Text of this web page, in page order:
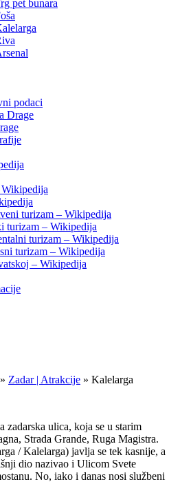
pet bunara
podaci
Drage
turizam – Wikipedija
turizam – Wikipedija
turizam – Wikipedija
turizam – Wikipedija
– Wikipedija
Zadar | Atrakcije » Kalelarga
zadarska ulica, koja se u starim
Strada Grande, Ruga Magistra.
/ Kalelarga) javlja se tek kasnije, a
dio nazivao i Ulicom Svete
No, iako i danas nosi službeni